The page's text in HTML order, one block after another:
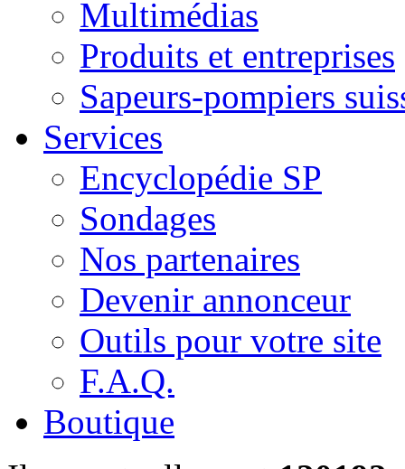
Multimédias
Produits et entreprises
Sapeurs-pompiers
Services
Encyclopédie SP
Sondages
Nos partenaires
Devenir annonceur
Outils pour votre site
F.A.Q.
Boutique